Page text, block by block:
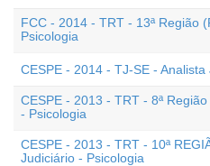
FCC - 2014 - TRT - 13ª Região
Psicologia
CESPE - 2014 - TJ-SE -
CESPE - 2013 - TRT - 8ª
- Psicologia
CESPE - 2013 - TRT - 10ª
Judiciário - Psicologia